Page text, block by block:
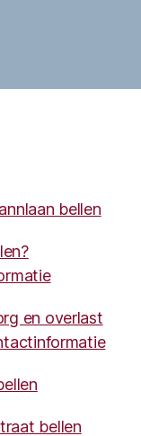
bellen
en overlast
bellen